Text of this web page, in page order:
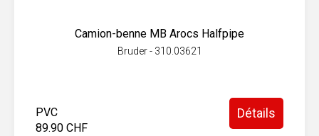
Camion-benne MB Arocs Halfpipe
Bruder - 310.03621
PVC
89.90 CHF
Détails